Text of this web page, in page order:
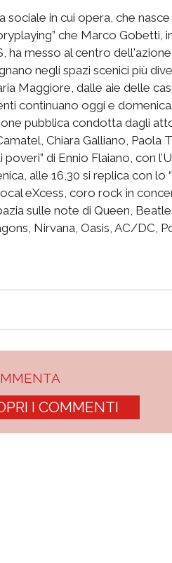
sociale in cui opera, che
che Marco Gobetti,
ha messo al centro
negli spazi scenici più
Maggiore, dalle aie delle
continuano oggi e
pubblica condotta dagli
Chiara Galliano, Paola
di Ennio Flaiano, con
alle 16,30 si replica con lo
eXcess, coro rock in
sulle note di Queen,
Nirvana, Oasis, AC/DC,
I COMMENTI